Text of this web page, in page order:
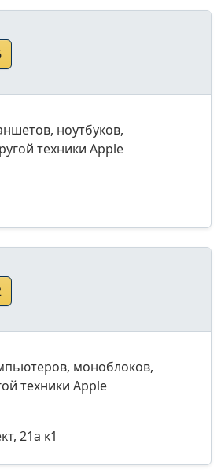
ноутбуков,
техники Apple
моноблоков,
техники Apple
21а к1